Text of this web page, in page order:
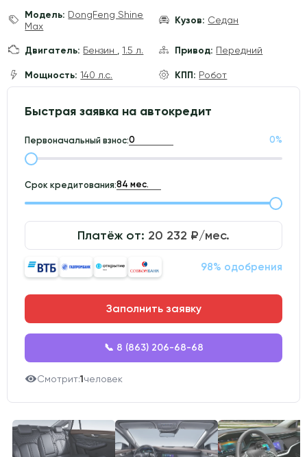
Модель: DongFeng Shine
Max
Кузов: Седан
Двигатель: Бензин ,1.5 л. Привод: Передний
Мощность: 140 л.с. КПП: Робот
Быстрая заявка на автокредит
Первоначальный взнос: 0%
Срок кредитования:
Платёж от: 20 232 ₽/мес.
98% одобрения
Заполнить заявку
📞 8 (863) 206-68-68
Смотрит:1человек